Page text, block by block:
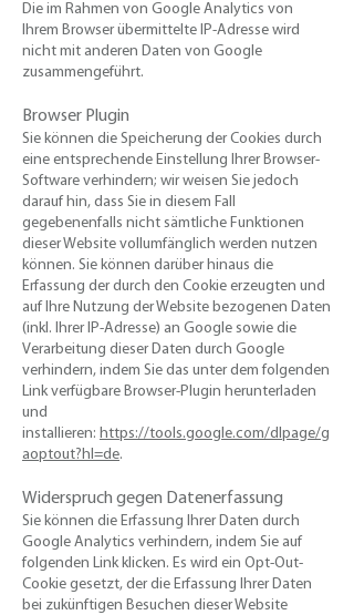
Die im Rahmen von Google Analytics von
Ihrem Browser übermittelte IP-Adresse wird
nicht mit anderen Daten von Google
zusammengeführt.
Browser Plugin
​Sie können die Speicherung der Cookies durch
eine entsprechende Einstellung Ihrer Browser-
Software verhindern; wir weisen Sie jedoch
darauf hin, dass Sie in diesem Fall
gegebenenfalls nicht sämtliche Funktionen
dieser Website vollumfänglich werden nutzen
können. Sie können darüber hinaus die
Erfassung der durch den Cookie erzeugten und
auf Ihre Nutzung der Website bezogenen Daten
(inkl. Ihrer IP-Adresse) an Google sowie die
Verarbeitung dieser Daten durch Google
verhindern, indem Sie das unter dem folgenden
Link verfügbare Browser-Plugin herunterladen
und
installieren: https://tools.google.com/dlpage/g
aoptout?hl=de.
Widerspruch gegen Datenerfassung
​Sie können die Erfassung Ihrer Daten durch
Google Analytics verhindern, indem Sie auf
folgenden Link klicken. Es wird ein Opt-Out-
Cookie gesetzt, der die Erfassung Ihrer Daten
bei zukünftigen Besuchen dieser Website